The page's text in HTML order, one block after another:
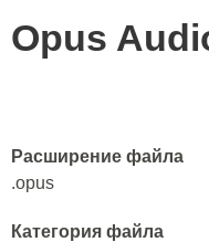
Opus
Расширение файла
.opus
Категория файла